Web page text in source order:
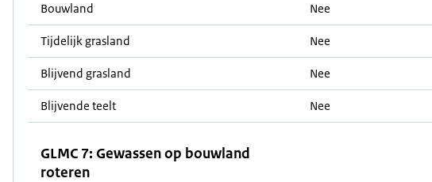
Bouwland Nee
Tijdelijk grasland Nee
Blijvend grasland Nee
Blijvende teelt Nee
GLMC 7: Gewassen op bouwland
roteren